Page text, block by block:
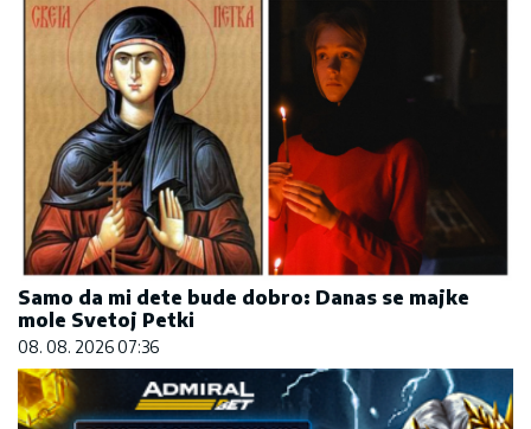
Samo da mi dete bude dobro: Danas se majke
mole Svetoj Petki
08. 08. 2026 07:36